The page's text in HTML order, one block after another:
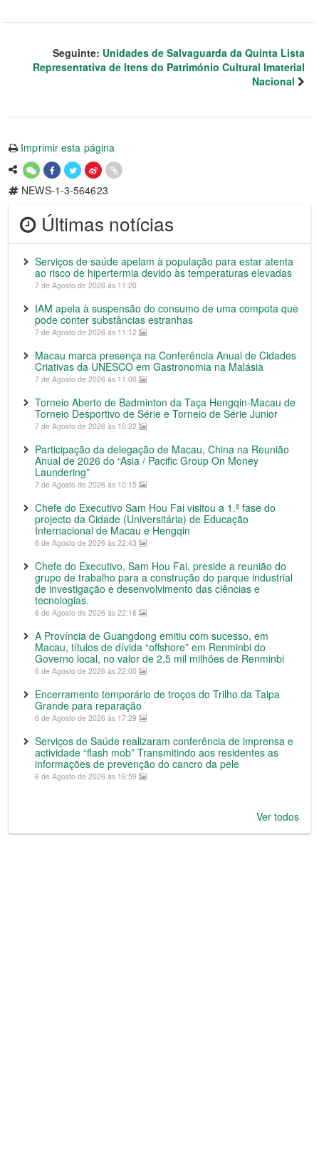
Seguinte: Unidades de Salvaguarda da Quinta Lista
Representativa de Itens do Património Cultural Imaterial
Nacional
Imprimir esta página
NEWS-1-3-564623
Últimas notícias
Serviços de saúde apelam à população para estar atenta
ao risco de hipertermia devido às temperaturas elevadas
7 de Agosto de 2026 às 11:20
IAM apela à suspensão do consumo de uma compota que
pode conter substâncias estranhas
7 de Agosto de 2026 às 11:12
Macau marca presença na Conferência Anual de Cidades
Criativas da UNESCO em Gastronomia na Malásia
7 de Agosto de 2026 às 11:00
Torneio Aberto de Badminton da Taça Hengqin-Macau de
Torneio Desportivo de Série e Torneio de Série Junior
7 de Agosto de 2026 às 10:22
Participação da delegação de Macau, China na Reunião
Anual de 2026 do “Asia / Pacific Group On Money
Laundering”
7 de Agosto de 2026 às 10:15
Chefe do Executivo Sam Hou Fai visitou a 1.ª fase do
projecto da Cidade (Universitária) de Educação
Internacional de Macau e Hengqin
6 de Agosto de 2026 às 22:43
Chefe do Executivo, Sam Hou Fai, preside a reunião do
grupo de trabalho para a construção do parque industrial
de investigação e desenvolvimento das ciências e
tecnologias.
6 de Agosto de 2026 às 22:16
A Província de Guangdong emitiu com sucesso, em
Macau, títulos de dívida “offshore” em Renminbi do
Governo local, no valor de 2,5 mil milhões de Renminbi
6 de Agosto de 2026 às 22:00
Encerramento temporário de troços do Trilho da Taipa
Grande para reparação
6 de Agosto de 2026 às 17:29
Serviços de Saúde realizaram conferência de imprensa e
actividade “flash mob” Transmitindo aos residentes as
informações de prevenção do cancro da pele
6 de Agosto de 2026 às 16:59
Ver todos